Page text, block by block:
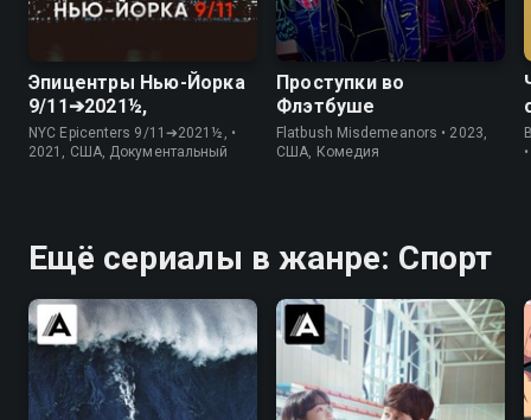
7.1 7.3
Эпицентры Нью-Йорка
9/11➔2021½,
NYC Epicenters 9/11➔2021½, •
2021, США, Документальный
7.0 6.8
Проступки во
Флэтбуше
Flatbush Misdemeanors • 2023,
США, Комедия
Ещё сериалы в жанре: Спорт